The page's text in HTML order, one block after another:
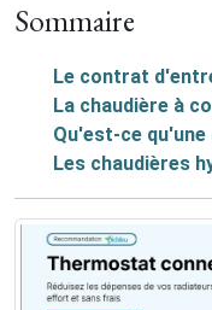
Sommaire
Le contrat
La chaudière à
Qu'est-ce qu'une
Les chaudières